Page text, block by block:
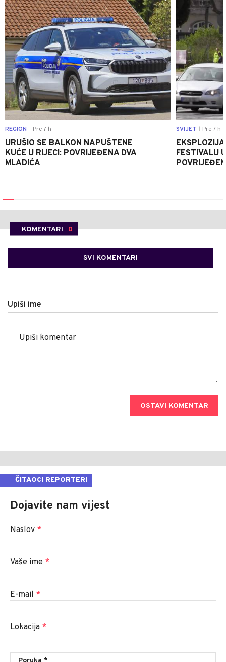
REGION Pre 7 h
URUŠIO SE BALKON NAPUŠTENE
KUĆE U RIJECI: POVRIJEĐENA DVA
MLADIĆA
SVIJET Pre 7 h
FESTIVALU
KOMENTARI 0
SVI KOMENTARI
Upiši ime
OSTAVI KOMENTAR
ČITAOCI REPORTERI
Dojavite nam vijest
Naslov *
Vaše ime *
E-mail *
Lokacija *